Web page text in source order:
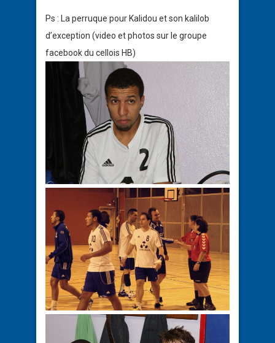
Ps : La perruque pour Kalidou et son kalilob
d’exception (video et photos sur le groupe
facebook du cellois HB)